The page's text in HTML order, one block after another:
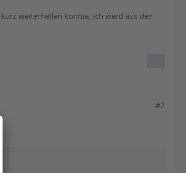
weiterhelfen könnte, ich werd aus den
#2